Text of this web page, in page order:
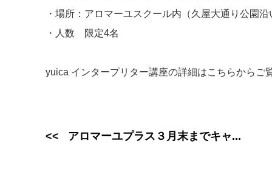
・場所：アロマーユスクール内（久屋大通り公園沿
・人数 限定4名
yuica インタープリター講座の詳細はこちらからご
アロマーユプラス３月末までキャ...